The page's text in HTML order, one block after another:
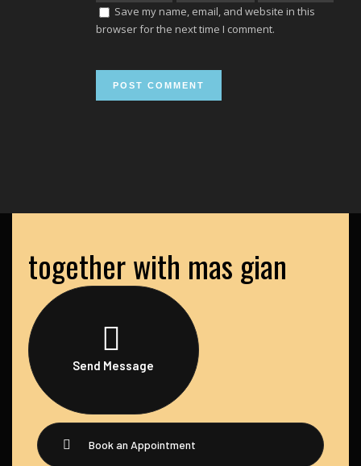
Save my name, email, and website in this
browser for the next time I comment.
together with mas gian
Send Message
Book an Appointment